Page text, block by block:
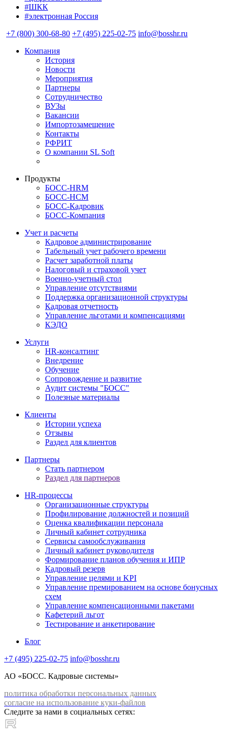
#ШКК
#электронная Россия
+7 (800) 300-68-80 +7 (495) 225-02-75 info@bosshr.ru
Компания
История
Новости
Мероприятия
Партнеры
Сотрудничество
ВУЗы
Вакансии
Импортозамещение
Контакты
РФРИТ
О компании SL Soft
Продукты
БОСС-HRM
БОСС-HCM
БОСС-Кадровик
БОСС-Компания
Учет и расчеты
Кадровое администрирование
Табельный учет рабочего времени
Расчет заработной платы
Налоговый и страховой учет
Военно-учетный стол
Управление отсутствиями
Поддержка организационной структуры
Кадровая отчетность
Управление льготами и компенсациями
КЭДО
Услуги
HR-консалтинг
Внедрение
Обучение
Сопровождение и развитие
Аудит системы "БОСС"
Полезные материалы
Клиенты
Истории успеха
Отзывы
Раздел для клиентов
Партнеры
Стать партнером
Раздел для партнеров
HR-процессы
Организационные структуры
Профилирование должностей и позиций
Оценка квалификации персонала
Личный кабинет сотрудника
Сервисы самообслуживания
Личный кабинет руководителя
Формирование планов обучения и ИПР
Кадровый резерв
Управление целями и KPI
Управление премированием на основе бонусных
схем
Управление компенсационными пакетами
Кафетерий льгот
Тестирование и анкетирование
Блог
+7 (495) 225-02-75 info@bosshr.ru
АО «БОСС. Кадровые системы»
политика обработки персональных данных
согласие на использование куки-файлов
Следите за нами в социальных сетях: